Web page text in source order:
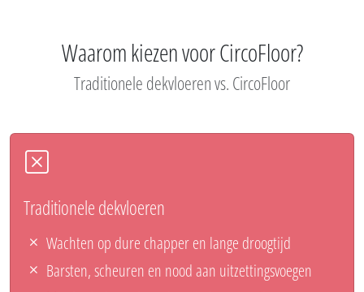
Waarom kiezen voor CircoFloor?
Traditionele dekvloeren vs. CircoFloor
Traditionele dekvloeren
Wachten op dure chapper en lange droogtijd
Barsten, scheuren en nood aan uitzettingsvoegen